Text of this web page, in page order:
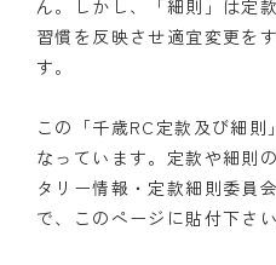
ん。しかし、「細則」は定
習慣を反映させ適宜変更を
す。
この「千歳RC定款及び細
なっています。定款や細則
タリー情報・定款細則委員
で、このページに貼付下さい